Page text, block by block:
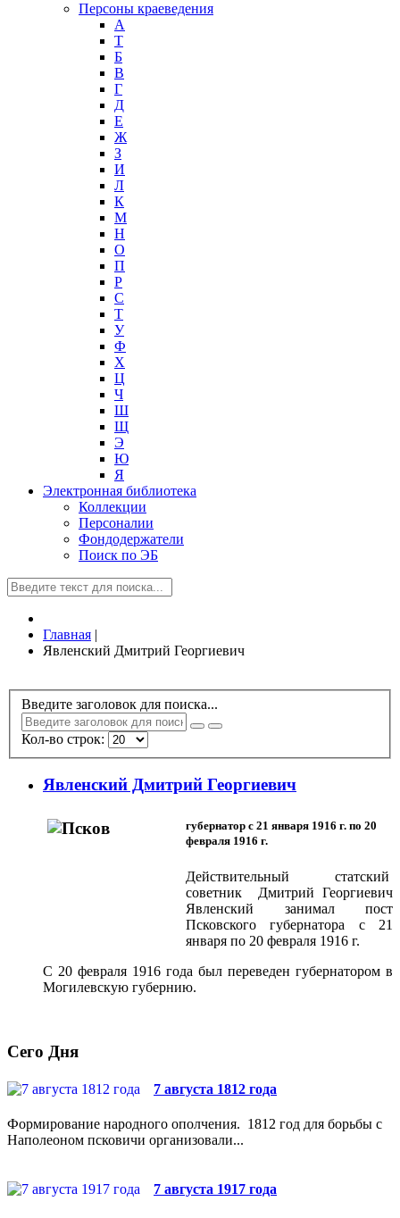
Персоны краеведения
А
T
Б
В
Г
Д
Е
Ж
З
И
Л
К
М
Н
О
П
Р
С
Т
У
Ф
Х
Ц
Ч
Ш
Щ
Э
Ю
Я
Электронная библиотека
Коллекции
Персоналии
Фондодержатели
Поиск по ЭБ
Главная |
Явленский Дмитрий Георгиевич
Введите заголовок для поиска...
Кол-во строк:
Явленский Дмитрий Георгиевич
губернатор с 21 января 1916 г. по 20
февраля 1916 г.
Действительный статский
советник Дмитрий Георгиевич
Явленский занимал пост
Псковского губернатора с 21
января по 20 февраля 1916 г.
С 20 февраля 1916 года был переведен губернатором в
Могилевскую губернию.
Сего Дня
7 августа 1812 года
Формирование народного ополчения. 1812 год для борьбы с
Наполеоном псковичи организовали...
7 августа 1917 года